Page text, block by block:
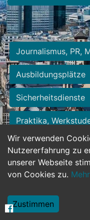
Wir verwenden
Nutzererfahrung zu
unserer Webseite
von Cookies zu.
Zustimmen
Journalismus, PR,
Ausbildungsplätze
Sicherheitsdienste
Praktika,
Personalwesen
Hilfskräfte,
Weiterbildung,